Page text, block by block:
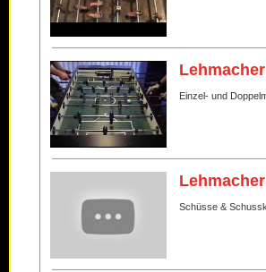
Einzel- und
Schüsse &